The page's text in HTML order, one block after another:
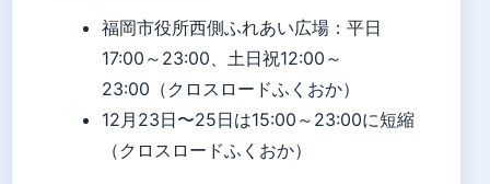
福岡市役所西側ふれあい広場：平日
17:00～23:00、土日祝12:00～
23:00（クロスロードふくおか）
12月23日〜25日は15:00～23:00に短縮
（クロスロードふくおか）